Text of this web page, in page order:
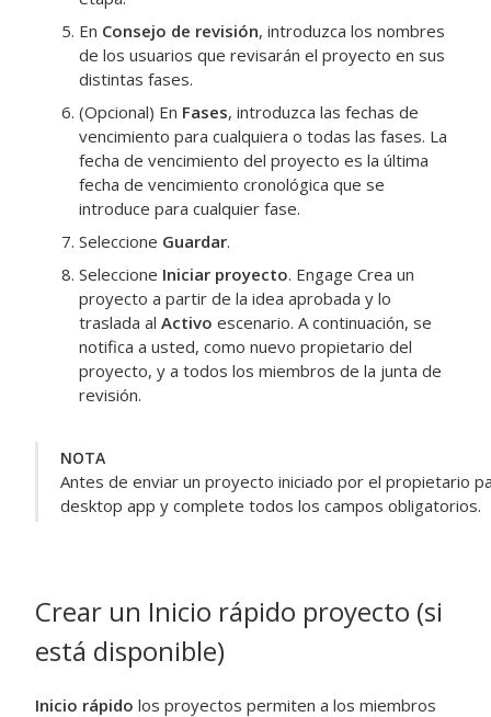
En Consejo de revisión, introduzca los nombres
de los usuarios que revisarán el proyecto en sus
distintas fases.
(Opcional) En Fases, introduzca las fechas de
vencimiento para cualquiera o todas las fases. La
fecha de vencimiento del proyecto es la última
fecha de vencimiento cronológica que se
introduce para cualquier fase.
Seleccione Guardar.
Seleccione Iniciar proyecto. Engage Crea un
proyecto a partir de la idea aprobada y lo
traslada al Activo escenario. A continuación, se
notifica a usted, como nuevo propietario del
proyecto, y a todos los miembros de la junta de
revisión.
NOTA
Antes de enviar un proyecto iniciado por el propietario
desktop app y complete todos los campos obligatorios.
Crear un Inicio rápido proyecto (si
está disponible)
Inicio rápido los proyectos permiten a los miembros